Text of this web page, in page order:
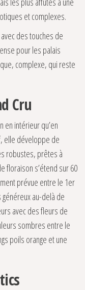
et complexes.
des touches de
pour les palais
complexe, qui reste
Cru
en intérieur qu’en
elle développe de
robustes, prêtes à
floraison s’étend sur 60
prévue entre le 1er
au-delà de
avec des fleurs de
sombres entre le
poils orange et une